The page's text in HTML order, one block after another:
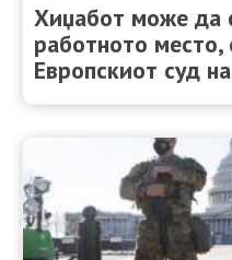
Хиџабот може да
работното
Европскиот суд